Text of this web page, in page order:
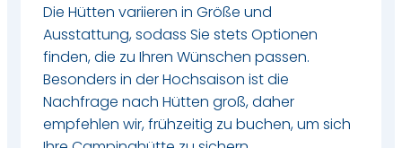
Die Hütten variieren in Größe und
Ausstattung, sodass Sie stets Optionen
finden, die zu Ihren Wünschen passen.
Besonders in der Hochsaison ist die
Nachfrage nach Hütten groß, daher
empfehlen wir, frühzeitig zu buchen, um sich